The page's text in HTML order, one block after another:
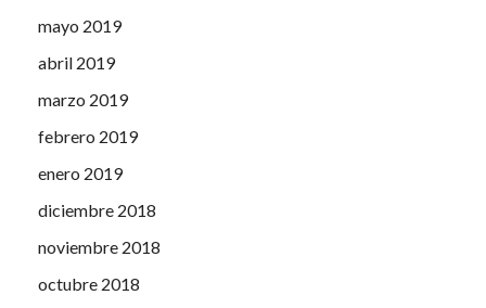
mayo 2019
abril 2019
marzo 2019
febrero 2019
enero 2019
diciembre 2018
noviembre 2018
octubre 2018